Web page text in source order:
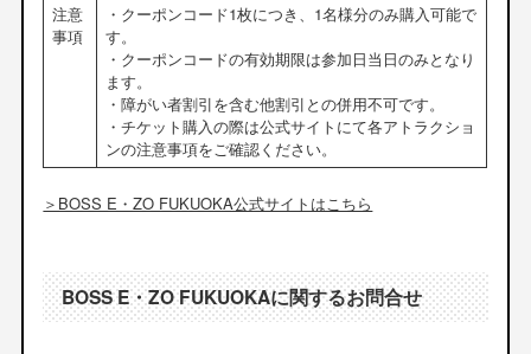
注意
事項
・クーポンコード1枚につき、1名様分のみ購入可能で
す。
・クーポンコードの有効期限は参加日当日のみとなり
ます。
・障がい者割引を含む他割引との併用不可です。
・チケット購入の際は公式サイトにて各アトラクショ
ンの注意事項をご確認ください。
＞BOSS E・ZO FUKUOKA公式サイトはこちら
BOSS E・ZO FUKUOKAに関するお問合せ